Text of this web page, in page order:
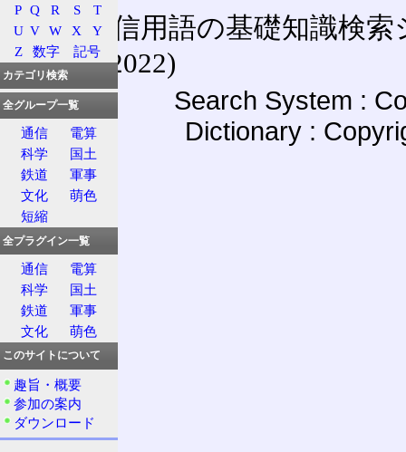
通信用語の基礎知識検索
(27-May-2022)
Search System :
Dictionary :
P Q R S
T
U V W X
Y
Z
数字 記号
カテゴリ検索
全グループ一覧
通信
電算
科学
国土
鉄道
軍事
文化
萌色
短縮
全プラグイン一覧
通信
電算
科学
国土
鉄道
軍事
文化
萌色
このサイトについて
趣旨・概要
参加の案内
ダウンロード